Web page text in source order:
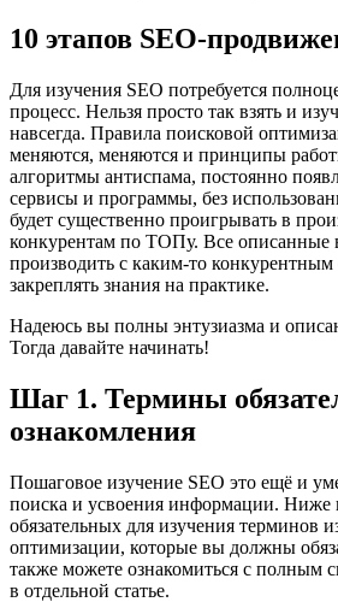
10 этапов SEO-
Для изучения SEO потребуется
процесс. Нельзя просто так взять и
навсегда. Правила поисковой
меняются, меняются и принципы
алгоритмы антиспама, постоянно
сервисы и программы, без
будет существенно проигрывать в
конкурентам по ТОПу. Все описанные
производить с каким-то
закреплять знания на практике.
Надеюсь вы полны энтузиазма и
Тогда давайте начинать!
Шаг 1. Термины
ознакомления
Пошаговое изучение SEO это ещё и
поиска и усвоения информации. Ниже
обязательных для изучения терминов
оптимизации, которые вы должны
также можете ознакомиться с полным
в отдельной статье.